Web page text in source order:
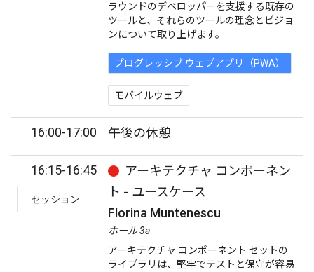
ラウンドのデベロッパーを支援する既存の
ツールと、それらのツールの理念とビジョ
ンについて取り上げます。
プログレッシブ ウェブアプリ（PWA）
モバイルウェブ
16:00-17:00 午後の休憩
16:15-16:45
セッション
アーキテクチャ コンポーネン
ト - ユースケース
Florina Muntenescu
ホール 3a
アーキテクチャ コンポーネント セットの
ライブラリは、堅牢でテストと保守が容易